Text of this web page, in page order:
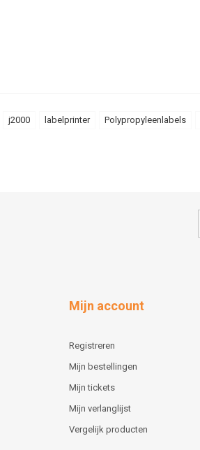
j2000 labelprinter Polypropyleenlabels
Mijn account
Registreren
Mijn bestellingen
Mijn tickets
Mijn verlanglijst
Vergelijk producten